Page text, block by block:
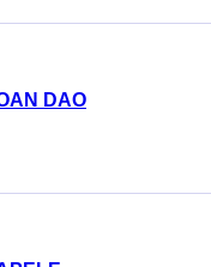
DAO